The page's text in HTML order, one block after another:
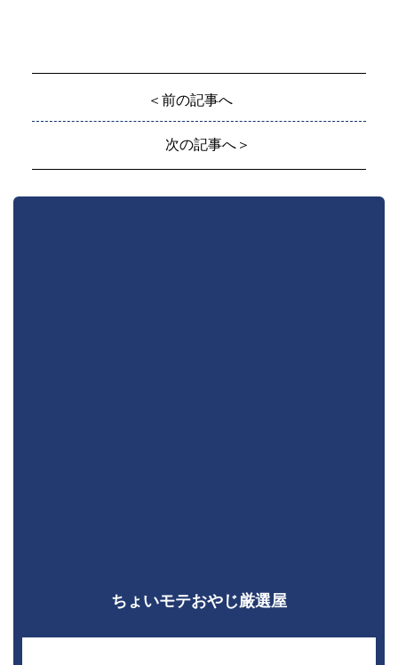
＜前の記事へ
次の記事へ＞
ちょいモテおやじ厳選屋